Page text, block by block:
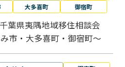
大多喜町 御宿町
葉県夷隅地域移住相談会
市・大多喜町・御宿町～